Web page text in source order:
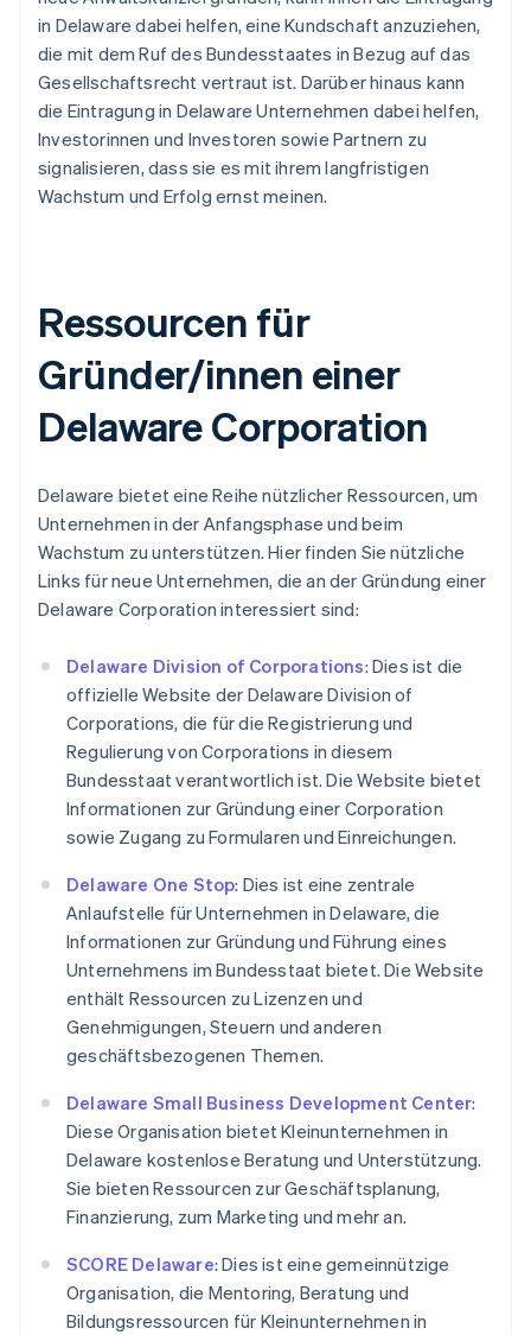
in Delaware dabei helfen, eine Kundschaft anzuziehen,
die mit dem Ruf des Bundesstaates in Bezug auf das
Gesellschaftsrecht vertraut ist. Darüber hinaus kann
die Eintragung in Delaware Unternehmen dabei helfen,
Investorinnen und Investoren sowie Partnern zu
signalisieren, dass sie es mit ihrem langfristigen
Wachstum und Erfolg ernst meinen.
Ressourcen für
Gründer/innen einer
Delaware Corporation
Delaware bietet eine Reihe nützlicher Ressourcen, um
Unternehmen in der Anfangsphase und beim
Wachstum zu unterstützen. Hier finden Sie nützliche
Links für neue Unternehmen, die an der Gründung einer
Delaware Corporation interessiert sind:
Delaware Division of Corporations: Dies ist die
offizielle Website der Delaware Division of
Corporations, die für die Registrierung und
Regulierung von Corporations in diesem
Bundesstaat verantwortlich ist. Die Website bietet
Informationen zur Gründung einer Corporation
sowie Zugang zu Formularen und Einreichungen.
Delaware One Stop: Dies ist eine zentrale
Anlaufstelle für Unternehmen in Delaware, die
Informationen zur Gründung und Führung eines
Unternehmens im Bundesstaat bietet. Die Website
enthält Ressourcen zu Lizenzen und
Genehmigungen, Steuern und anderen
geschäftsbezogenen Themen.
Delaware Small Business Development Center:
Diese Organisation bietet Kleinunternehmen in
Delaware kostenlose Beratung und Unterstützung.
Sie bieten Ressourcen zur Geschäftsplanung,
Finanzierung, zum Marketing und mehr an.
SCORE Delaware: Dies ist eine gemeinnützige
Organisation, die Mentoring, Beratung und
Bildungsressourcen für Kleinunternehmen in